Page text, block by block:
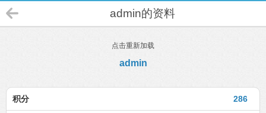
admin的资料
点击重新加载
admin
286
积分